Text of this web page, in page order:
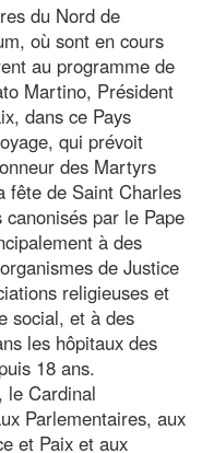
du Nord de
où sont en cours
au programme de
Martino, Président
dans ce Pays
qui prévoit
des Martyrs
fête de Saint Charles
par le Pape
à des
de Justice
religieuses et
social, et à des
les hôpitaux des
18 ans.
le Cardinal
Parlementaires, aux
et Paix et aux